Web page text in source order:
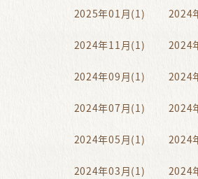
2025年01月(1) 2024
2024年11月(1) 2024
2024年09月(1) 2024
2024年07月(1) 2024
2024年05月(1) 2024
2024年03月(1) 2024